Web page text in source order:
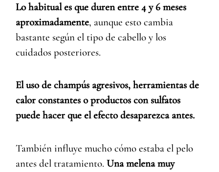
Lo habitual es que duren entre 4 y 6 meses
aproximadamente, aunque esto cambia
bastante según el tipo de cabello y los
cuidados posteriores.
El uso de champús agresivos, herramientas de
calor constantes o productos con sulfatos
puede hacer que el efecto desaparezca antes.
También influye mucho cómo estaba el pelo
antes del tratamiento.Una melena muy